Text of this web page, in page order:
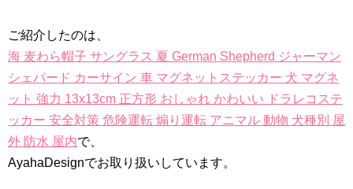
ご紹介したのは、
海 麦わら帽子 サングラス 夏 German Shepherd ジャーマン
シェパード カーサイン 車 マグネットステッカー 犬 マグネ
ット 強力 13x13cm 正方形 おしゃれ かわいい ドラレコステ
ッカー 安全対策 危険運転 煽り運転 アニマル 動物 犬種別 屋
外 防水 屋内で、
AyahaDesignでお取り扱いしています。